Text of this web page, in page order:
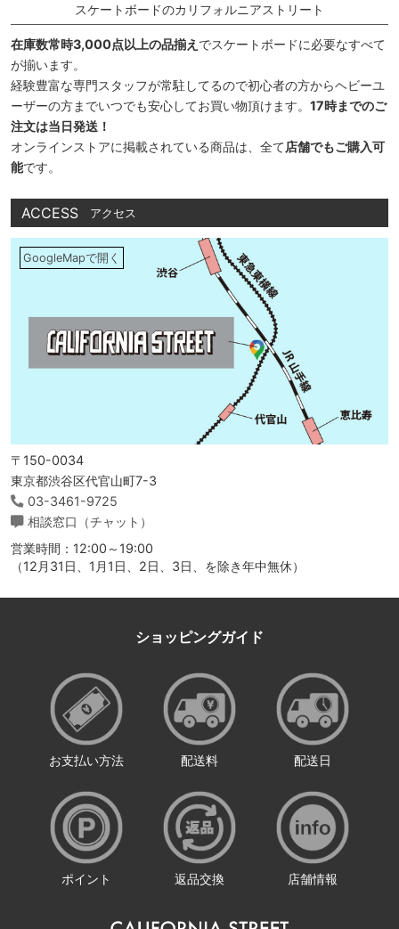
スケートボードのカリフォルニアストリート
在庫数常時3,000点以上の品揃え でスケートボードに必要なすべて
が揃います。
経験豊富な専門スタッフが常駐してるので初心者の方からヘビーユ
ーザーの方までいつでも安心してお買い物頂けます。 17時までのご
注文は当日発送！
オンラインストアに掲載されている商品は、全て店舗でもご購入可
能です。
ACCESS アクセス
GoogleMapで開く
〒150-0034
東京都渋谷区代官山町7-3
03-3461-9725
相談窓口（チャット）
営業時間：12:00～19:00
（12月31日、1月1日、2日、3日、を除き年中無休）
ショッピングガイド
お支払い方法 配送料 配送日
ポイント 返品交換 店舗情報